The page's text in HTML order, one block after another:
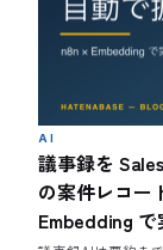
AI
議事録を
の案件レコー
Embedding で